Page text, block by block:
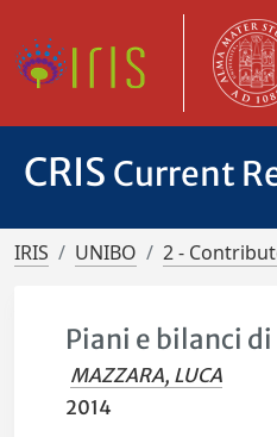
CRIS Current
IRIS UNIBO 2 -
Piani e bilanci
MAZZARA, LUCA
2014